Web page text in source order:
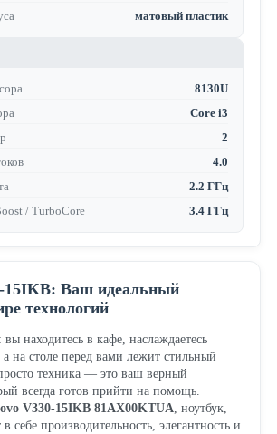
матовый пластик
8130U
Core i3
2
4.0
2.2 ГГц
/ TurboCore
3.4 ГГц
15IKB: Ваш идеальный
технологий
вы находитесь в кафе, наслаждаетесь
на столе перед вами лежит стильный
техника — это ваш верный
всегда готов прийти на помощь.
V330-15IKB 81AX00KTUA, ноутбук,
в себе производительность, элегантность и